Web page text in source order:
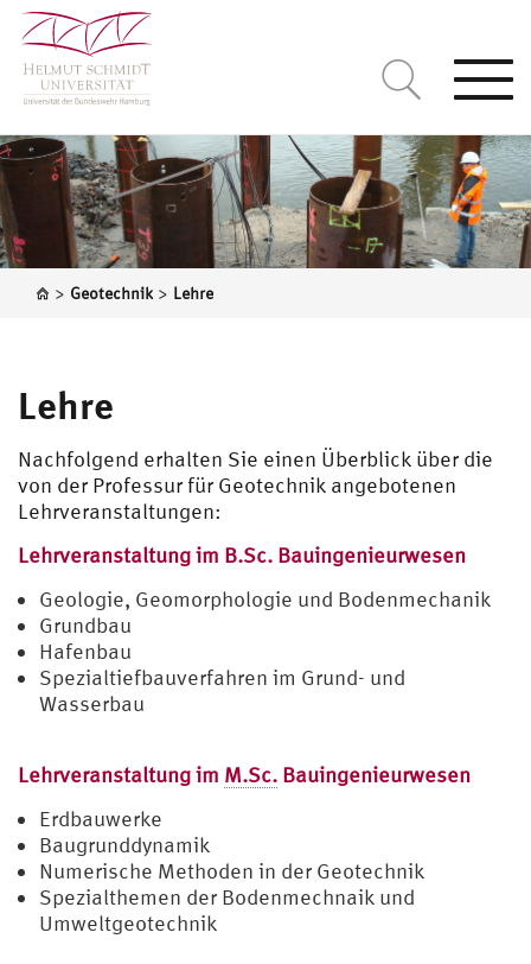
> Geotechnik > Lehre
Lehre
Nachfolgend erhalten Sie einen Überblick über die
von der Professur für Geotechnik angebotenen
Lehrveranstaltungen:
Lehrveranstaltung im B.Sc. Bauingenieurwesen
Geologie, Geomorphologie und Bodenmechanik
Grundbau
Hafenbau
Spezialtiefbauverfahren im Grund- und
Wasserbau
Lehrveranstaltung im M.Sc. Bauingenieurwesen
Erdbauwerke
Baugrunddynamik
Numerische Methoden in der Geotechnik
Spezialthemen der Bodenmechnaik und
Umweltgeotechnik